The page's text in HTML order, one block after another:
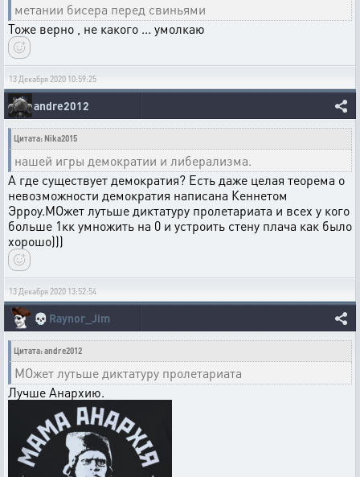
метании бисера перед свиньями
Тоже верно , не какого ... умолкаю
13 Декабря 2020 10:59:25
andre2012
Цитата: Nika2015
нашей игры демократии и либерализма.
А где существует демократия? Есть даже целая теорема о
невозможности демократия написана Кеннетом
Эрроу.МОжет лутьше диктатуру пролетариата и всех у кого
больше 1кк умножить на 0 и устроить стену плача как было
хорошо)))
13 Декабря 2020 13:52:54
💀 Raynor_Jim
Цитата: andre2012
МОжет лутьше диктатуру пролетариата
Лучше Анархию.